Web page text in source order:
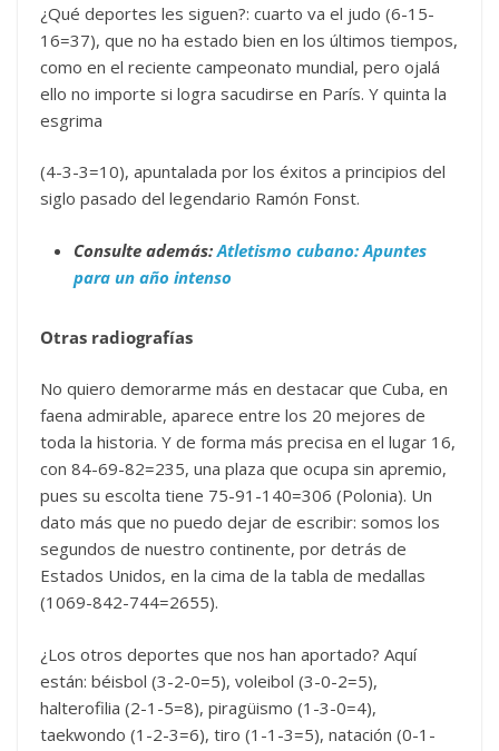
¿Qué deportes les siguen?: cuarto va el judo (6-15-
16=37), que no ha estado bien en los últimos tiempos,
como en el reciente campeonato mundial, pero ojalá
ello no importe si logra sacudirse en París. Y quinta la
esgrima
(4-3-3=10), apuntalada por los éxitos a principios del
siglo pasado del legendario Ramón Fonst.
Consulte además:Atletismo cubano: Apuntes
para un año intenso
Otras radiografías
No quiero demorarme más en destacar que Cuba, en
faena admirable, aparece entre los 20 mejores de
toda la historia. Y de forma más precisa en el lugar 16,
con 84-69-82=235, una plaza que ocupa sin apremio,
pues su escolta tiene 75-91-140=306 (Polonia). Un
dato más que no puedo dejar de escribir: somos los
segundos de nuestro continente, por detrás de
Estados Unidos, en la cima de la tabla de medallas
(1069-842-744=2655).
¿Los otros deportes que nos han aportado? Aquí
están: béisbol (3-2-0=5), voleibol (3-0-2=5),
halterofilia (2-1-5=8), piragüismo (1-3-0=4),
taekwondo (1-2-3=6), tiro (1-1-3=5), natación (0-1-